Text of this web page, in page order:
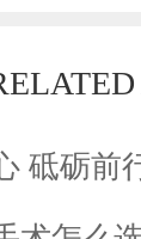
砥砺前